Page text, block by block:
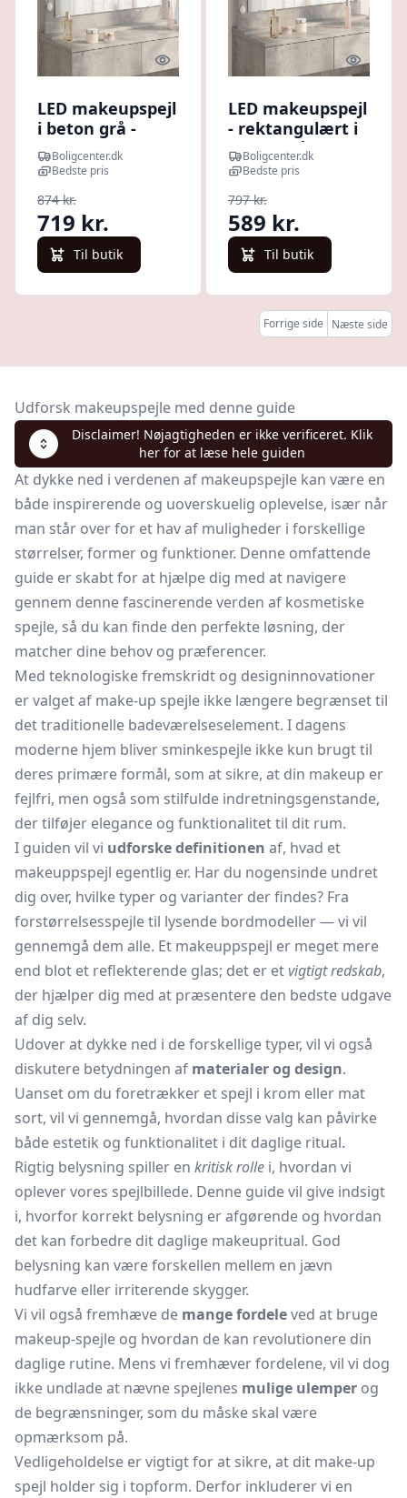
Quick look
LED makeupspejl
i beton grå -
rektangulært
100 × 55 × 18 cm
Boligcenter.dk
Bedste pris
874 kr.
719 kr.
Til butik
Quick
LED makeupspejl
- rektangulært i
beton grå, 100 ×
45 × 18 cm
Boligcenter.dk
Bedste pris
797 kr.
589 kr.
Til butik
Forrige side Næste side
Udforsk makeupspejle med denne guide
Disclaimer! Nøjagtigheden er ikke verificeret. Klik
her for at læse hele guiden
At dykke ned i verdenen af makeupspejle kan være en
både inspirerende og uoverskuelig oplevelse, især når
man står over for et hav af muligheder i forskellige
størrelser, former og funktioner. Denne omfattende
guide er skabt for at hjælpe dig med at navigere
gennem denne fascinerende verden af kosmetiske
spejle, så du kan finde den perfekte løsning, der
matcher dine behov og præferencer.
Med teknologiske fremskridt og designinnovationer
er valget af make-up spejle ikke længere begrænset til
det traditionelle badeværelseselement. I dagens
moderne hjem bliver sminkespejle ikke kun brugt til
deres primære formål, som at sikre, at din makeup er
fejlfri, men også som stilfulde indretningsgenstande,
der tilføjer elegance og funktionalitet til dit rum.
I guiden vil vi udforske definitionen af, hvad et
makeuppspejl egentlig er. Har du nogensinde undret
dig over, hvilke typer og varianter der findes? Fra
forstørrelsesspejle til lysende bordmodeller — vi vil
gennemgå dem alle. Et makeuppspejl er meget mere
end blot et reflekterende glas; det er etvigtigt redskab,
der hjælper dig med at præsentere den bedste udgave
af dig selv.
Udover at dykke ned i de forskellige typer, vil vi også
diskutere betydningen af materialer og design.
Uanset om du foretrækker et spejl i krom eller mat
sort, vil vi gennemgå, hvordan disse valg kan påvirke
både estetik og funktionalitet i dit daglige ritual.
Rigtig belysning spiller en kritisk rolle i, hvordan vi
oplever vores spejlbillede. Denne guide vil give indsigt
i, hvorfor korrekt belysning er afgørende og hvordan
det kan forbedre dit daglige makeupritual. God
belysning kan være forskellen mellem en jævn
hudfarve eller irriterende skygger.
Vi vil også fremhæve de mange fordeleved at bruge
makeup-spejle og hvordan de kan revolutionere din
daglige rutine. Mens vi fremhæver fordelene, vil vi dog
ikke undlade at nævne spejlenes mulige ulemper og
de begrænsninger, som du måske skal være
opmærksom på.
Vedligeholdelse er vigtigt for at sikre, at dit make-up
spejl holder sig i topform. Derfor inkluderer vi en